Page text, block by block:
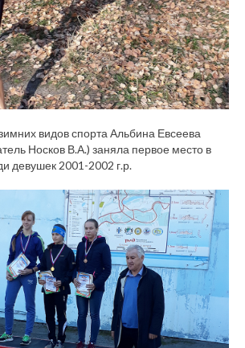
видов спорта Альбина Евсеева
Носков В.А.) заняла первое место в
девушек 2001-2002 г.р.